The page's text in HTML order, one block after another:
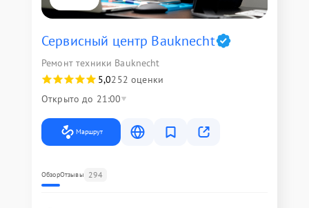
Сервисный центр Bauknecht
Ремонт техники Bauknecht
5,0252 оценки
Открыто до 21:00
Маршрут
ОбзорОтзывы 294